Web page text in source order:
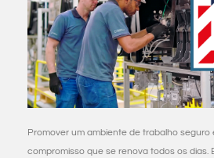
Promover um ambiente de trabalho seguro
compromisso que se renova todos os dias.